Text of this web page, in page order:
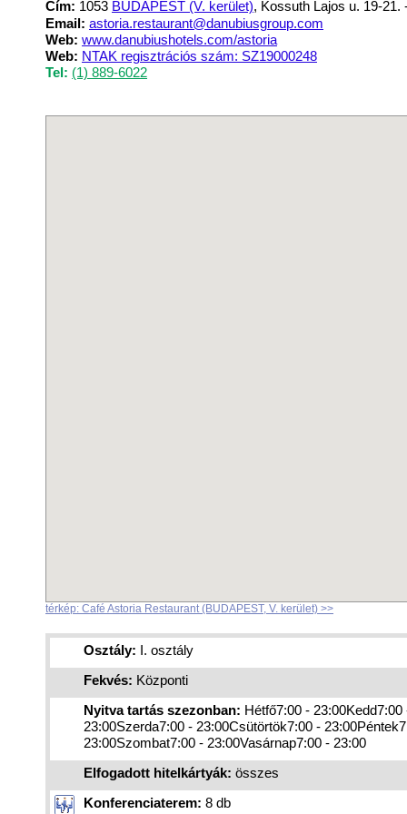
Cím: 1053 BUDAPEST (V. kerület), Kossuth Lajos u. 19-21.
Email: astoria.restaurant@danubiusgroup.com
Web: www.danubiushotels.com/astoria
Web: NTAK regisztrációs szám: SZ19000248
Tel: (1) 889-6022
térkép: Café Astoria Restaurant (BUDAPEST, V. kerület) >>
Osztály: I. osztály
Fekvés: Központi
Nyitva tartás szezonban: Hétfő7:00 - 23:00Kedd7:00
23:00Szerda7:00 - 23:00Csütörtök7:00 -
23:00Szombat7:00 - 23:00Vasárnap7:00 - 23:00
Elfogadott hitelkártyák: összes
Konferenciaterem: 8 db